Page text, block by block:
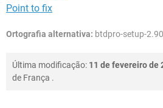
Point to fix
Ortografia alternativa: btdpro-setup-
Última modificação: 11 de fevereiro de
de França .